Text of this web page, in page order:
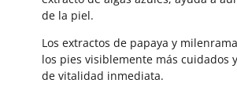
de la piel.
Los extractos de papaya y
los pies visiblemente más cuidados
de vitalidad inmediata.